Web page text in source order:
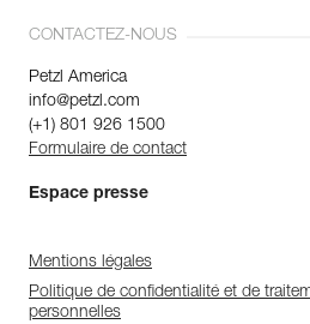
CONTACTEZ-NOUS
Petzl America
info@petzl.com
(+1) 801 926 1500
Formulaire de contact
Espace presse
Mentions légales
Politique de confidentialité et de
personnelles